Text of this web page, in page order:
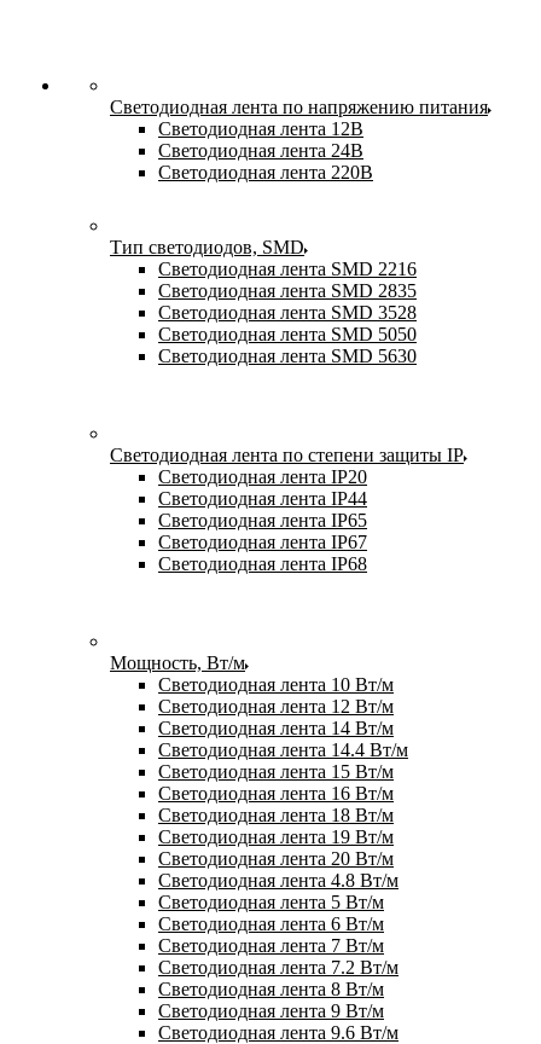
Светодиодная лента по напряжению питания
Светодиодная лента 12В
Светодиодная лента 24В
Светодиодная лента 220В
Тип светодиодов, SMD
Cветодиодная лента SMD 2216
Светодиодная лента SMD 2835
Светодиодная лента SMD 3528
Светодиодная лента SMD 5050
Светодиодная лента SMD 5630
Светодиодная лента по степени защиты IP
Светодиодная лента IP20
Светодиодная лента IP44
Светодиодная лента IP65
Светодиодная лента IP67
Светодиодная лента IP68
Мощность, Вт/м
Светодиодная лента 10 Вт/м
Светодиодная лента 12 Вт/м
Светодиодная лента 14 Вт/м
Светодиодная лента 14.4 Вт/м
Светодиодная лента 15 Вт/м
Светодиодная лента 16 Вт/м
Светодиодная лента 18 Вт/м
Светодиодная лента 19 Вт/м
Светодиодная лента 20 Вт/м
Светодиодная лента 4.8 Вт/м
Светодиодная лента 5 Вт/м
Светодиодная лента 6 Вт/м
Светодиодная лента 7 Вт/м
Светодиодная лента 7.2 Вт/м
Светодиодная лента 8 Вт/м
Светодиодная лента 9 Вт/м
Светодиодная лента 9.6 Вт/м